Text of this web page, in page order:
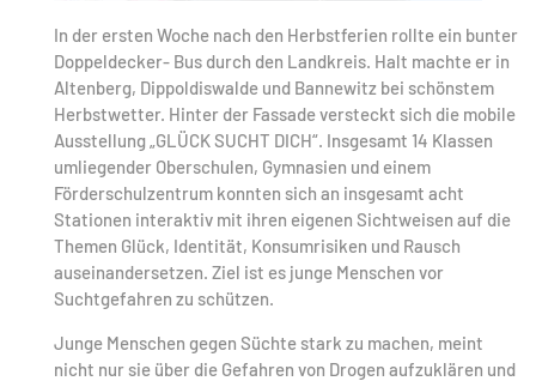
In der ersten Woche nach den Herbstferien rollte ein bunter
Doppeldecker- Bus durch den Landkreis. Halt machte er in
Altenberg, Dippoldiswalde und Bannewitz bei schönstem
Herbstwetter. Hinter der Fassade versteckt sich die mobile
Ausstellung „GLÜCK SUCHT DICH“. Insgesamt 14 Klassen
umliegender Oberschulen, Gymnasien und einem
Förderschulzentrum konnten sich an insgesamt acht
Stationen interaktiv mit ihren eigenen Sichtweisen auf die
Themen Glück, Identität, Konsumrisiken und Rausch
auseinandersetzen. Ziel ist es junge Menschen vor
Suchtgefahren zu schützen.
Junge Menschen gegen Süchte stark zu machen, meint
nicht nur sie über die Gefahren von Drogen aufzuklären und